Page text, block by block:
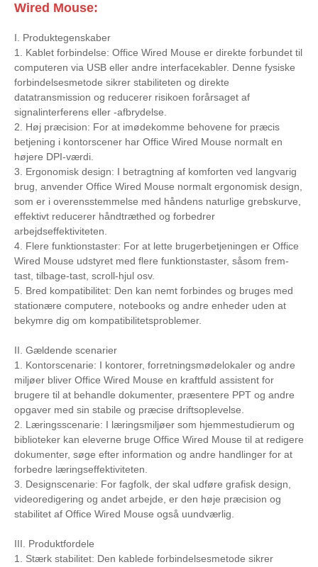
Wired Mouse:
I. Produktegenskaber
1. Kablet forbindelse: Office Wired Mouse er direkte forbundet til
computeren via USB eller andre interfacekabler. Denne fysiske
forbindelsesmetode sikrer stabiliteten og direkte
datatransmission og reducerer risikoen forårsaget af
signalinterferens eller -afbrydelse.
2. Høj præcision: For at imødekomme behovene for præcis
betjening i kontorscener har Office Wired Mouse normalt en
højere DPI-værdi.
3. Ergonomisk design: I betragtning af komforten ved langvarig
brug, anvender Office Wired Mouse normalt ergonomisk design,
som er i overensstemmelse med håndens naturlige grebskurve,
effektivt reducerer håndtræthed og forbedrer
arbejdseffektiviteten.
4. Flere funktionstaster: For at lette brugerbetjeningen er Office
Wired Mouse udstyret med flere funktionstaster, såsom frem-
tast, tilbage-tast, scroll-hjul osv.
5. Bred kompatibilitet: Den kan nemt forbindes og bruges med
stationære computere, notebooks og andre enheder uden at
bekymre dig om kompatibilitetsproblemer.
II. Gældende scenarier
1. Kontorscenarie: I kontorer, forretningsmødelokaler og andre
miljøer bliver Office Wired Mouse en kraftfuld assistent for
brugere til at behandle dokumenter, præsentere PPT og andre
opgaver med sin stabile og præcise driftsoplevelse.
2. Læringsscenarie: I læringsmiljøer som hjemmestudierum og
biblioteker kan eleverne bruge Office Wired Mouse til at redigere
dokumenter, søge efter information og andre handlinger for at
forbedre læringseffektiviteten.
3. Designscenarie: For fagfolk, der skal udføre grafisk design,
videoredigering og andet arbejde, er den høje præcision og
stabilitet af Office Wired Mouse også uundværlig.
III. Produktfordele
1. Stærk stabilitet: Den kablede forbindelsesmetode sikrer